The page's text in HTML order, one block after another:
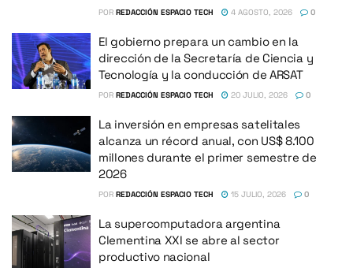
POR REDACCIÓN ESPACIO TECH 4 AGOSTO, 2026 0
El gobierno prepara un cambio en la
dirección de la Secretaría de Ciencia y
Tecnología y la conducción de ARSAT
POR REDACCIÓN ESPACIO TECH 20 JULIO, 2026 0
La inversión en empresas satelitales
alcanza un récord anual, con US$ 8.100
millones durante el primer semestre de
2026
POR REDACCIÓN ESPACIO TECH 15 JULIO, 2026 0
La supercomputadora argentina
Clementina XXI se abre al sector
productivo nacional